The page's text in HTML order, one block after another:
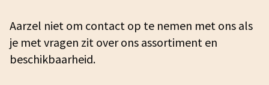
Aarzel niet om contact op te nemen met ons als
je met vragen zit over ons assortiment en
beschikbaarheid.